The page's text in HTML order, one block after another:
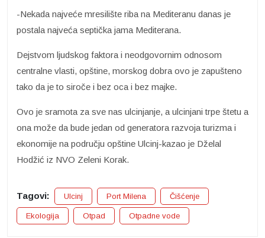
-Nekada najveće mresilište riba na Mediteranu danas je
postala najveća septička jama Mediterana.
Dejstvom ljudskog faktora i neodgovornim odnosom
centralne vlasti, opštine, morskog dobra ovo je zapušteno
tako da je to siroče i bez oca i bez majke.
Ovo je sramota za sve nas ulcinjanje, a ulcinjani trpe štetu a
ona može da bude jedan od generatora razvoja turizma i
ekonomije na području opštine Ulcinj-kazao je Dželal
Hodžić iz NVO Zeleni Korak.
Tagovi: Ulcinj Port Milena Čišćenje
Ekologija Otpad Otpadne vode